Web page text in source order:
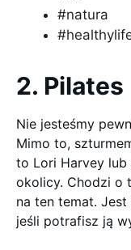
#natura
2. Pilates
Nie jesteśmy
Mimo to,
to Lori Harvey
okolicy. Chodzi o
na ten temat.
jeśli potrafisz ją